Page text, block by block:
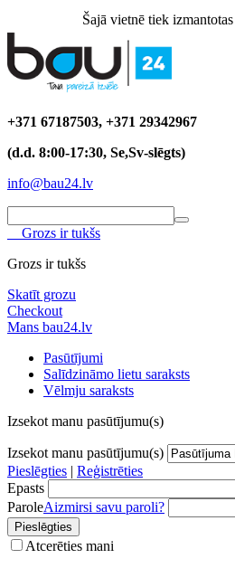
Šajā vietnē tiek
+371 67187503, +371 29342967
(d.d. 8:00-17:30, Se,Sv-slēgts)
info@bau24.lv
Grozs ir tukšs
Grozs ir tukšs
Skatīt grozu
Checkout
Mans bau24.lv
Pasūtījumi
Salīdzināmo lietu saraksts
Vēlmju saraksts
Izsekot manu pasūtījumu(s)
Izsekot manu pasūtījumu(s)
Pieslēgties | Reģistrēties
Epasts
ParoleAizmirsi savu paroli?
Atcerēties mani